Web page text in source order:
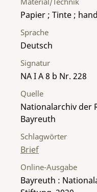
Papier ; Tinte ;
Sprache
Deutsch
Signatur
NA I A 8 b Nr. 228
Quelle
Nationalarchiv der
Bayreuth
Schlagwörter
Brief
Online-Ausgabe
Bayreuth :